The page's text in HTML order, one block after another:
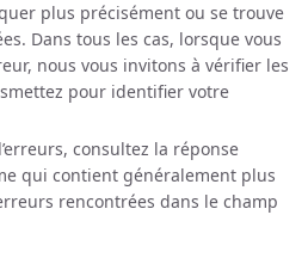
plus précisément ou se trouve
Dans tous les cas, lorsque vous
nous vous invitons à vérifier les
pour identifier votre
consultez la réponse
qui contient généralement plus
rencontrées dans le champ